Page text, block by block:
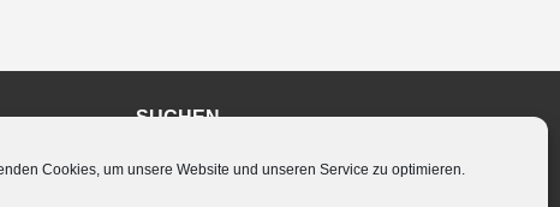
Cookies, um unsere Website und unseren Service zu optimieren.
SUCHEN